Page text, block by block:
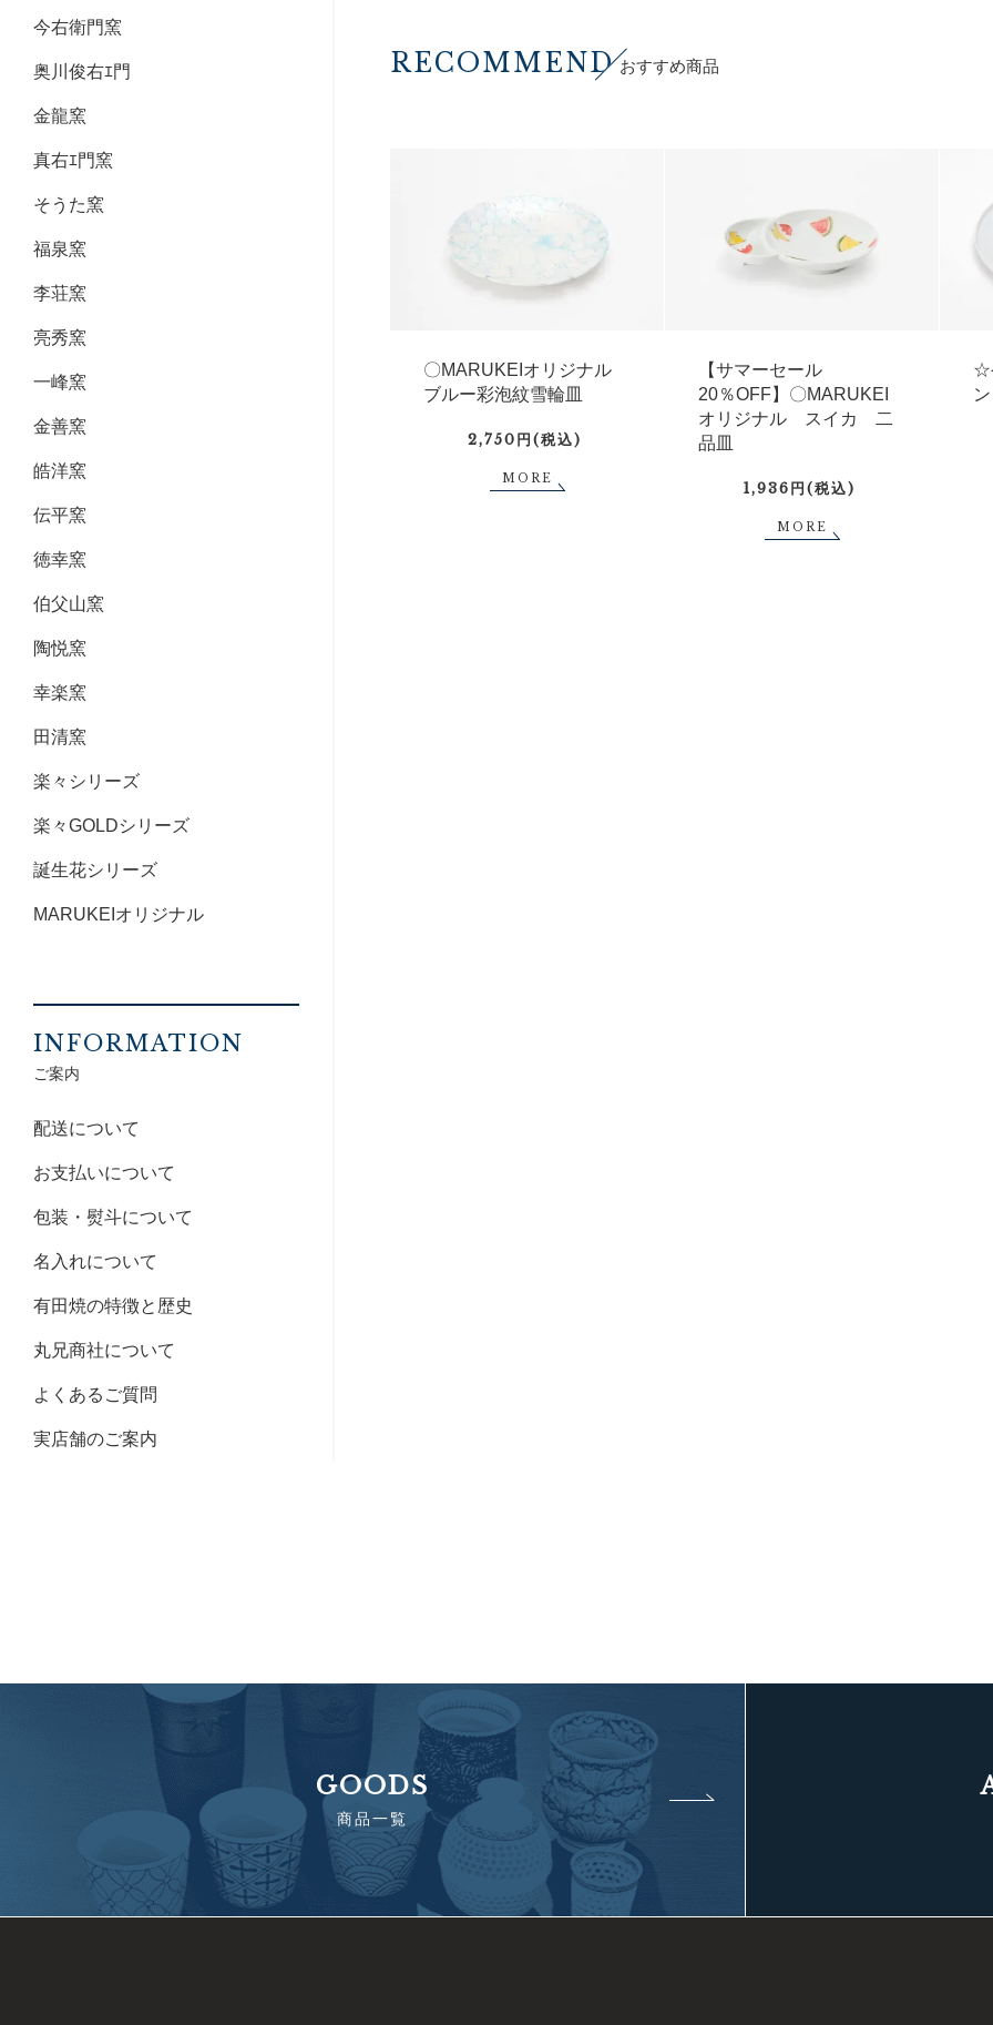
RECOMMEND おすすめ商品
〇MARUKEIオリジナル
ブルー彩泡紋雪輪皿
2,750円(税込)
MORE
【サマーセール
20％OFF】〇MARUKEI
オリジナル スイカ 二
品皿
1,936円(税込)
MORE
☆
今右衛門窯
奥川俊右ｴ門
金龍窯
真右ｴ門窯
そうた窯
福泉窯
李荘窯
亮秀窯
一峰窯
金善窯
皓洋窯
伝平窯
徳幸窯
伯父山窯
陶悦窯
幸楽窯
田清窯
楽々シリーズ
楽々GOLDシリーズ
誕生花シリーズ
MARUKEIオリジナル
INFORMATION
ご案内
配送について
お支払いについて
包装・熨斗について
名入れについて
有田焼の特徴と歴史
丸兄商社について
よくあるご質問
実店舗のご案内
GOODS
商品一覧